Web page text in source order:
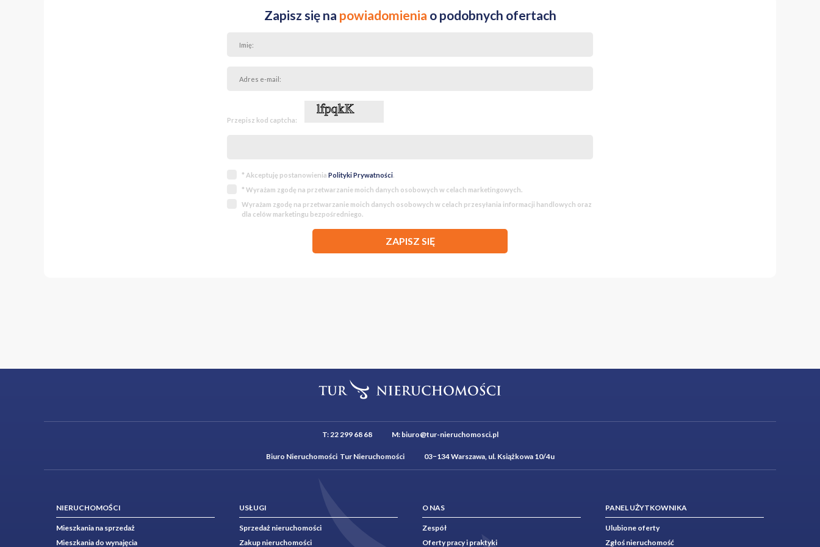
Zapisz się na powiadomienia o podobnych ofertach
Przepisz kod captcha:
* Akceptuję postanowienia Polityki Prywatności.
* Wyrażam zgodę na przetwarzanie moich danych osobowych w celach marketingowych.
Wyrażam zgodę na przetwarzanie moich danych osobowych w celach przesyłania informacji handlowych oraz
dla celów marketingu bezpośredniego.
ZAPISZ SIĘ
T:22 299 68 68M: biuro@tur-nieruchomosci.pl
Biuro Nieruchomości Tur Nieruchomości 03−134 Warszawa, ul. Książkowa 10/4u
NIERUCHOMOŚCI
Mieszkania na sprzedaż
Mieszkania do wynajęcia
USŁUGI
Sprzedaż nieruchomości
Zakup nieruchomości
O NAS
Zespół
Oferty pracy i praktyki
PANEL UŻYTKOWNIKA
Ulubione oferty
Zgłoś nieruchomość